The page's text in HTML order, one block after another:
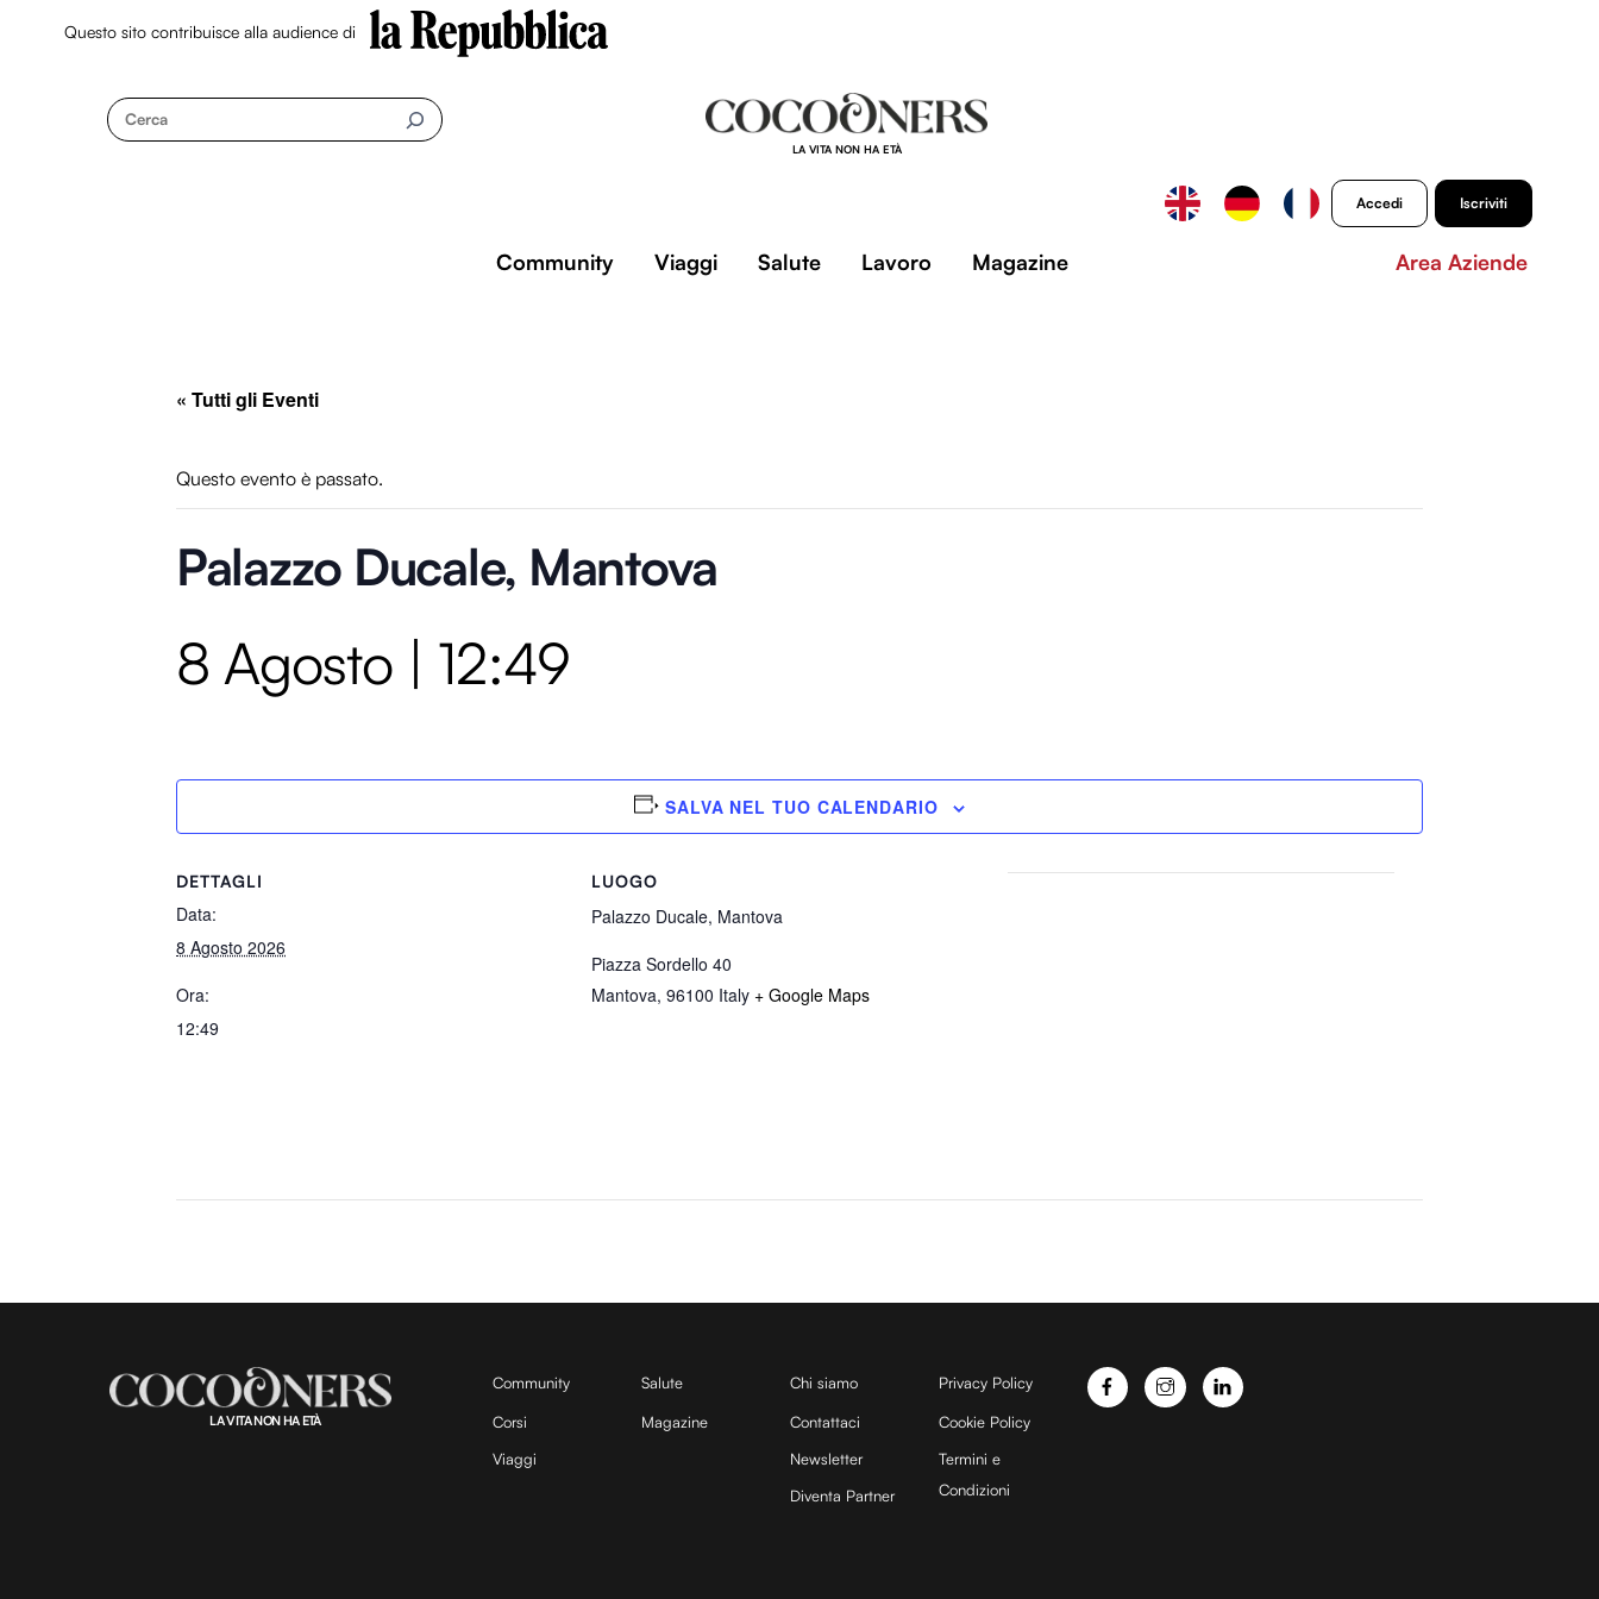
Questo sito contribuisce alla audience di
Cerca
LA VITA NON HA ETÀ
Accedi Iscriviti
Community Viaggi Salute Lavoro Magazine Area Aziende
« Tutti gli Eventi
Questo evento è passato.
Palazzo Ducale, Mantova
8 Agosto | 12:49
SALVA NEL TUO CALENDARIO
DETTAGLI
Data:
8 Agosto 2026
Ora:
12:49
LUOGO
Palazzo Ducale, Mantova
Piazza Sordello 40
Mantova, 96100 Italy + Google Maps
LA VITA NON HA ETÀ
Community
Corsi
Viaggi
Salute
Magazine
Chi siamo
Contattaci
Newsletter
Diventa Partner
Privacy Policy
Cookie Policy
Termini e
Condizioni